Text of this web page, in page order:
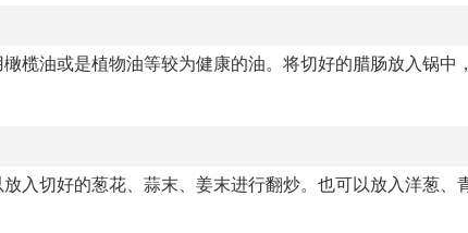
榄油或是植物油等较为健康的油。将切好的腊肠放入锅中
入切好的葱花、蒜末、姜末进行翻炒。也可以放入洋葱、